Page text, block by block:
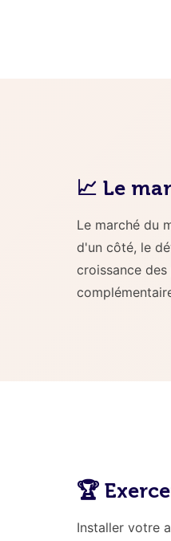
📈 Le
Le marché du
d'un côté, le
croissance
🏆
Installer votre